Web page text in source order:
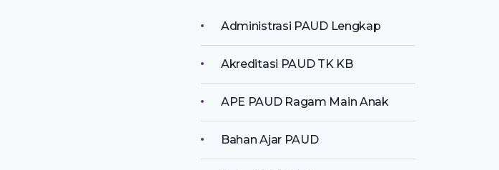
Administrasi PAUD Lengkap
Akreditasi PAUD TK KB
APE PAUD Ragam Main Anak
Bahan Ajar PAUD